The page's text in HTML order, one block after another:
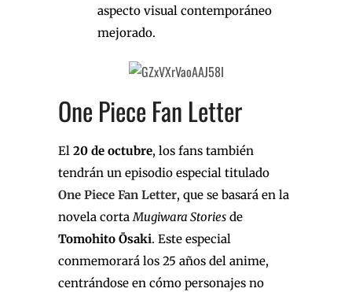
aspecto visual contemporáneo
mejorado.
One Piece Fan Letter
El 20 de octubre, los fans también
tendrán un episodio especial titulado
One Piece Fan Letter, que se basará en la
novela cortaMugiwara Stories de
Tomohito Ōsaki. Este especial
conmemorará los 25 años del anime,
centrándose en cómo personajes no